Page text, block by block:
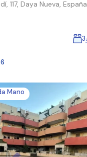
117, Daya Nueva, España
3
Mano